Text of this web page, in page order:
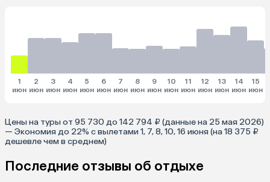
1
июн
2
июн
3
июн
4
июн
5
июн
6
июн
7
июн
8
июн
9
июн
10
июн
11
июн
12
июн
13
июн
14
июн
15
июн
Цены на туры от 95 730 до 142 794 ₽ (данные на 25 мая 2026)
— Экономия до 22% с вылетами 1, 7, 8, 10, 16 июня (на 18 375 ₽
дешевле чем в среднем)
Последние отзывы об отдыхе